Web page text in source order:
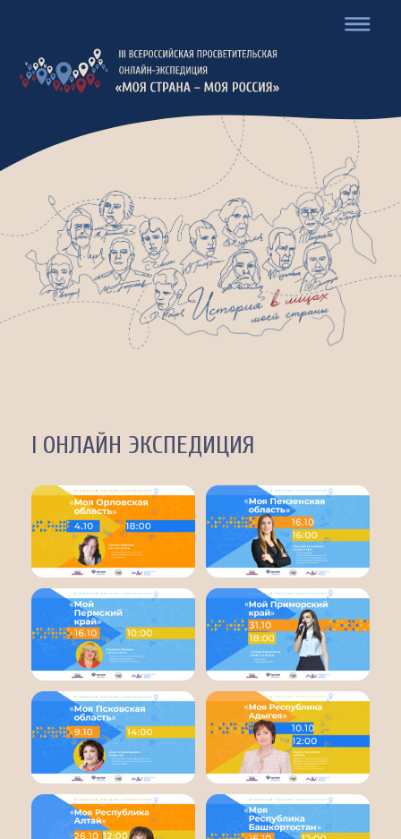
I ОНЛАЙН ЭКСПЕДИЦИЯ